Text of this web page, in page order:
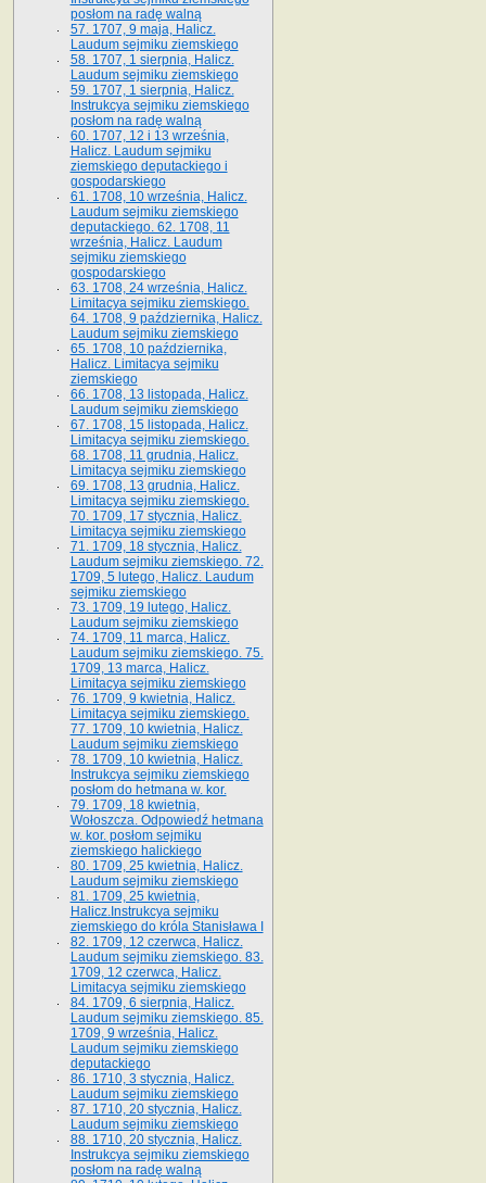
posłom na radę walną
57. 1707, 9 maja, Halicz.
Laudum sejmiku ziemskiego
58. 1707, 1 sierpnia, Halicz.
Laudum sejmiku ziemskiego
59. 1707, 1 sierpnia, Halicz.
Instrukcya sejmiku ziemskiego
posłom na radę walną
60. 1707, 12 i 13 września,
Halicz. Laudum sejmiku
ziemskiego deputackiego i
gospodarskiego
61. 1708, 10 września, Halicz.
Laudum sejmiku ziemskiego
deputackiego. 62. 1708, 11
września, Halicz. Laudum
sejmiku ziemskiego
gospodarskiego
63. 1708, 24 września, Halicz.
Limitacya sejmiku ziemskiego.
64. 1708, 9 października, Halicz.
Laudum sejmiku ziemskiego
65­. 1708, 10 października,
Halicz. Limitacya sejmiku
ziemskiego
66. 1708, 13 listopada, Halicz.
Laudum sejmiku ziemskiego
67. 1708, 15 listopada, Halicz.
Limitacya sejmiku ziemskiego.
68. 1708, 11 grudnia, Halicz.
Limitacya sejmiku ziemskiego
69. 1708, 13 grudnia, Halicz.
Limitacya sejmiku ziemskiego.
70. 1709, 17 stycznia, Halicz.
Limitacya sejmiku ziemskiego
71. 1709, 18 stycznia, Halicz.
Laudum sejmiku ziemskiego. 72.
1709, 5 lutego, Halicz. Laudum
sejmiku ziemskiego
73. 1709, 19 lutego, Halicz.
Laudum sejmiku ziemskiego
74. 1709, 11 marca, Halicz.
Laudum sejmiku ziemskiego. 75.
1709, 13 marca, Halicz.
Limitacya sejmiku ziemskiego
76. 1709, 9 kwietnia, Halicz.
Limitacya sejmiku ziemskiego.
77. 1709, 10 kwietnia, Halicz.
Laudum sejmiku ziemskiego
78. 1709, 10 kwietnia, Halicz.
Instrukcya sejmiku ziemskiego
posłom do hetmana w. kor.
79. 1709, 18 kwietnia,
Wołoszcza. Odpowiedź hetmana
w. kor. posłom sejmiku
ziemskiego halickiego
80. 1709, 25 kwietnia, Halicz.
Laudum sejmiku ziemskiego
81. 1709, 25 kwietnia,
Halicz.Instrukcya sejmiku
ziemskiego do króla Stanisława I
82. 1709, 12 czerwca, Halicz.
Laudum sejmiku ziemskiego. 83.
1709, 12 czerwca, Halicz.
Limitacya sejmiku ziemskiego
84. 1709, 6 sierpnia, Halicz.
Laudum sejmiku ziemskiego. 85.
1709, 9 września, Halicz.
Laudum sejmiku ziemskiego
deputackiego
86. 1710, 3 stycznia, Halicz.
Laudum sejmiku ziemskiego
87. 1710, 20 stycznia, Halicz.
Laudum sejmiku ziemskiego
88. 1710, 20 stycznia, Halicz.
Instrukcya sejmiku ziemskiego
posłom na radę walną